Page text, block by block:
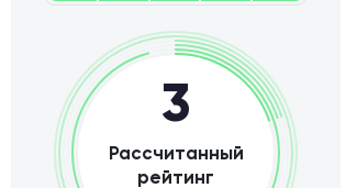
3
Рассчитанный
рейтинг